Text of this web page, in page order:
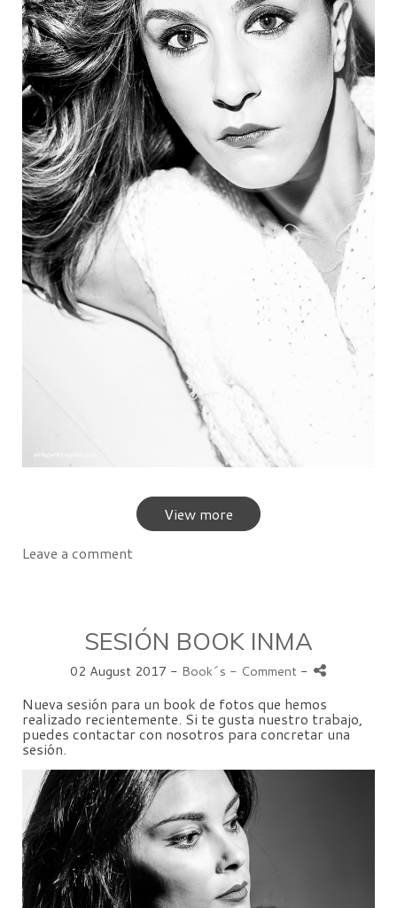
View more
Leave a comment
SESIÓN BOOK INMA
02 August 2017 - Book´s - Comment -
Nueva sesión para un book de fotos que hemos
realizado recientemente. Si te gusta nuestro trabajo,
puedes contactar con nosotros para concretar una
sesión.